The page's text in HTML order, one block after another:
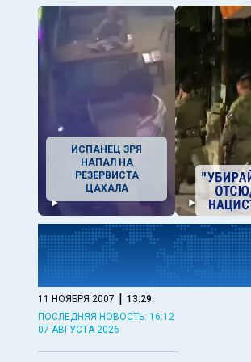
ИСПАНЕЦ ЗРЯ
НАПАЛ НА
РЕЗЕРВИСТА
ЦАХАЛА
11 НОЯБРЯ 2007 | 13:29
ПОСЛЕДНЯЯ НОВОСТЬ: 16:12
07 АВГУСТА 2026